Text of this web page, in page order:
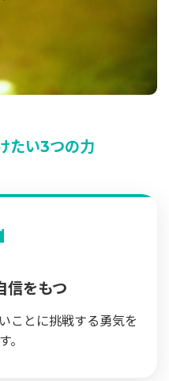
たい3つの力
信をもつ
ことに挑戦する勇気を
。